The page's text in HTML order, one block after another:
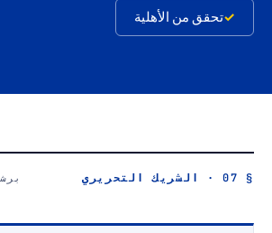
الأهلية
برشلونة · تأسس 2016